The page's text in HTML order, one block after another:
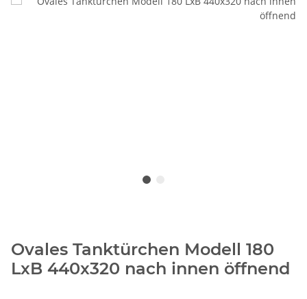
Ovales Tanktürchen Modell 180
LxB 440x320 nach innen öffnend